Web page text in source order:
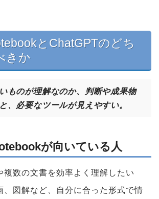
とChatGPTのどち
きか
ものが理解なのか、判断や成果物
、必要なツールが見えやすい。
が向いている人
複数の文書を効率よく理解したい
、図解など、自分に合った形式で情